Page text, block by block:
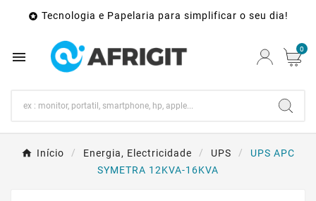
 Tecnologia e Papelaria para simplificar o seu dia!
 0
Início Energia, Electricidade UPS
UPS APC
SYMETRA 12KVA-16KVA